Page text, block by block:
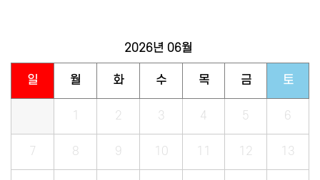
2026년 06월
일 월 화 수 목 금 토
1 2 3 4 5 6
7 8 9 10 11 12 13